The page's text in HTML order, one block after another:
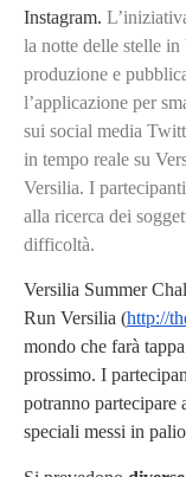
Instagram.
la notte delle stelle in
produzione e
l’applicazione per
sui social media
in tempo reale su
Versilia. I
alla ricerca dei
difficoltà.
Versilia Summer
Run Versilia (http://
mondo che farà
prossimo. I
potranno partecipare
speciali messi in